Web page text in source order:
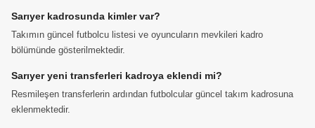
Sarıyer kadrosunda kimler var?
Takımın güncel futbolcu listesi ve oyuncuların mevkileri kadro
bölümünde gösterilmektedir.
Sarıyer yeni transferleri kadroya eklendi mi?
Resmileşen transferlerin ardından futbolcular güncel takım kadrosuna
eklenmektedir.